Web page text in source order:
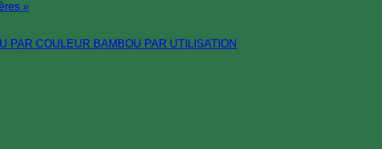
»
PAR COULEUR BAMBOU PAR UTILISATION